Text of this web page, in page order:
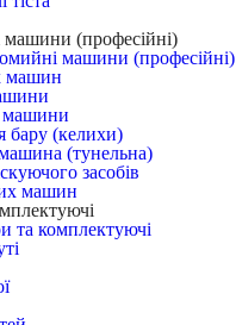
(професійні)
машини (професійні)
машин
машини
бару (келихи)
(тунельна)
засобів
машин
та комплектуючі